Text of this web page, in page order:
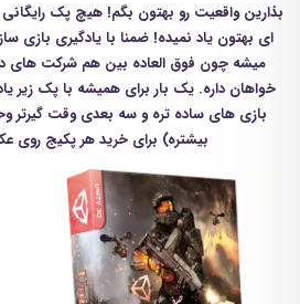
بذارین واقعیت رو بهتون بگم! هیچ پک
ای بهتون یاد نمیده! ضمنا با یادگیری بازی
میشه چون فوق العاده بین هم شرکت های
خواهان داره. یک بار برای همیشه با پک زیر
بازی های ساده تره و سه بعدی وقت گیرتر
بیشتره) برای خرید هر پکیج روی